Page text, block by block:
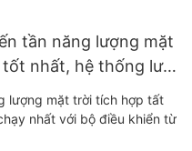
tần năng lượng mặt
nhất, hệ thống lưu
cho gia đình.